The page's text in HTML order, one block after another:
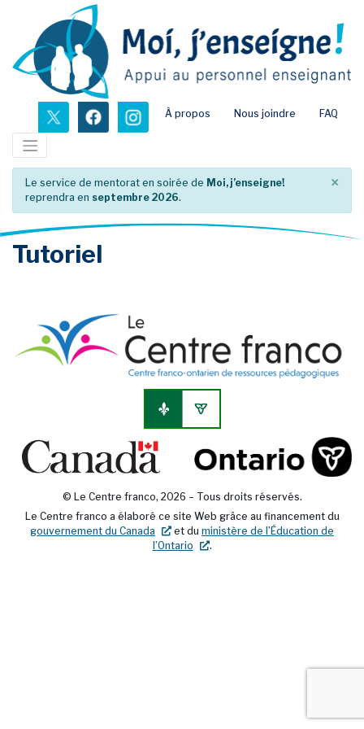
contenu
principal
nouvel ongletnouvel ongletnouvel onglet
À propos Nous joindre FAQ
Le service de mentorat en soirée de Moi, j’enseigne!
reprendra en septembre 2026.
×
Tutoriel
© Le Centre franco, 2026 – Tous droits réservés.
Le Centre franco a élaboré ce site Web grâce au financement du
gouvernement du Canada nouvel onglet
et du ministère de l’Éducation de
l’Ontarionouvel onglet
.